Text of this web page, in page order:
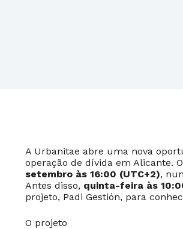
A Urbanitae abre uma nova
operação de dívida em Alicante.
setembro às 16:00 (UTC+2),
Antes disso, quinta-feira às
projeto, Padi Gestión, para
O projeto